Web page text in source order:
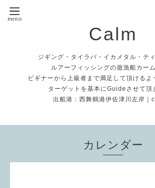
Calm
ジギング・タイラバ・イカメタル・テ
ルアーフィッシングの遊漁船カーム
ビギナーから上級者まで満足して頂けるよ
ターゲットを基本にGuideさせて頂
出船港：西舞鶴港伊佐津川左岸｜
カレンダー